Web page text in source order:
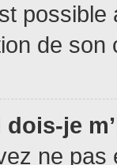
possible
de son
dois-je
ne pas